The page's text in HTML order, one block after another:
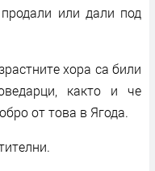
или дали под
хора са били
както и че
от това в Ягода.